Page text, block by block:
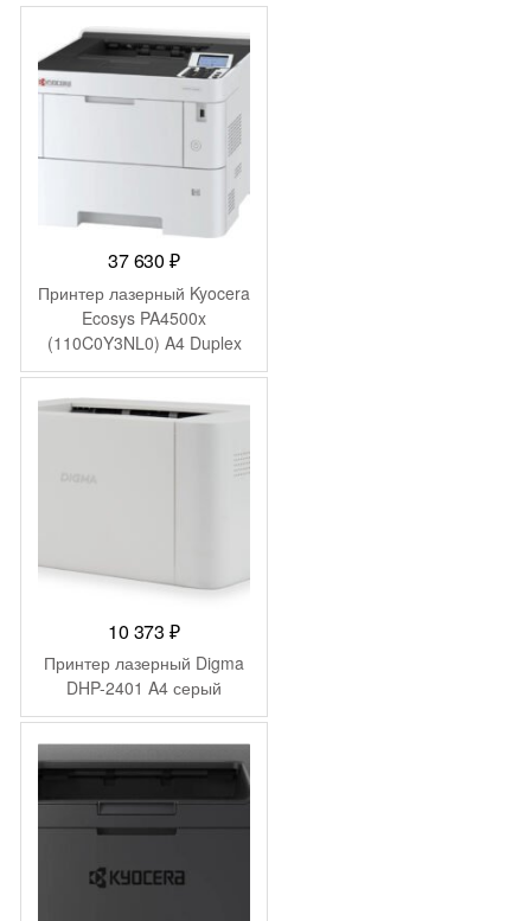
37 630₽
Принтер лазерный Kyocera
Ecosys PA4500x
(110C0Y3NL0) A4 Duplex
белый
10 373₽
Принтер лазерный Digma
DHP-2401 A4 серый